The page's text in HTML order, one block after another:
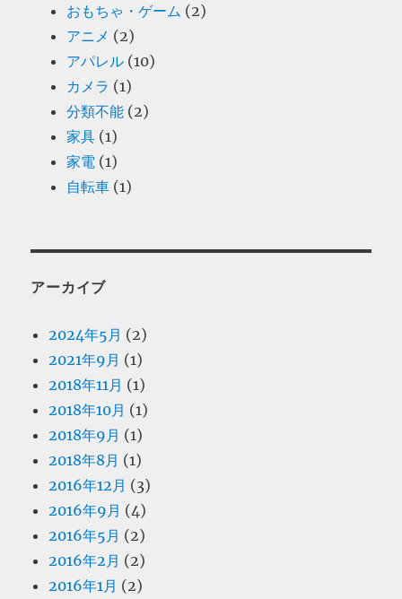
おもちゃ・ゲーム (2)
アニメ (2)
アパレル (10)
カメラ (1)
分類不能 (2)
家具 (1)
家電 (1)
自転車 (1)
アーカイブ
2024年5月 (2)
2021年9月 (1)
2018年11月 (1)
2018年10月 (1)
2018年9月 (1)
2018年8月 (1)
2016年12月 (3)
2016年9月 (4)
2016年5月 (2)
2016年2月 (2)
2016年1月 (2)